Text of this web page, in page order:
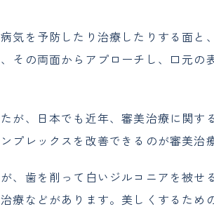
気を予防したり治療したりする面
その両面からアプローチし、口元
が、日本でも近年、審美治療に関
プレックスを改善できるのが審美治
、歯を削って白いジルコニアを被
療などがあります。美しくするた